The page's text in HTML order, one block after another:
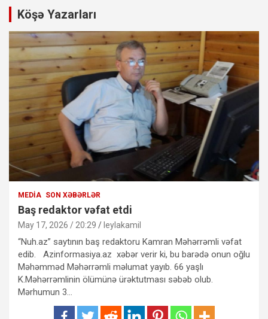
Köşə Yazarları
MEDIA SON XƏBƏRLƏR
Baş redaktor vəfat etdi
May 17, 2026 / 20:29 leylakamil
“Nuh.az” saytının baş redaktoru Kamran Məhərrəmli vəfat
edib. Azinformasiya.az xəbər verir ki, bu barədə onun oğlu
Məhəmməd Məhərrəmli məlumat yayıb. 66 yaşlı
K.Məhərrəmlinin ölümünə ürəktutması səbəb olub.
Mərhumun 3…